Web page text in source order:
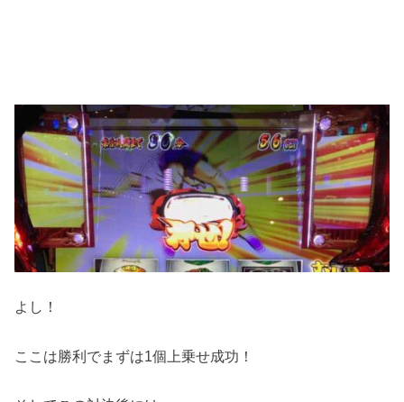
よし！
ここは勝利でまずは1個上乗せ成功！